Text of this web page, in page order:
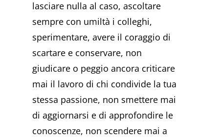
lasciare nulla al caso, ascoltare
sempre con umiltà i colleghi,
sperimentare, avere il coraggio di
scartare e conservare, non
giudicare o peggio ancora criticare
mai il lavoro di chi condivide la tua
stessa passione, non smettere mai
di aggiornarsi e di approfondire le
conoscenze, non scendere mai a